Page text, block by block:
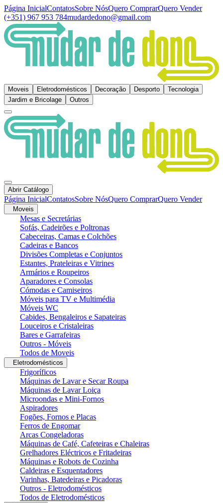
Página InicialContatosSobre NósQuero ComprarQuero Vender
(+351) 967 953 784mudardedono@gmail.com
Moveis Eletrodomésticos Decoração Desporto
Tecnologia
Jardim e Bricolage
Outros
Abrir Catálogo
Página InicialContatosSobre NósQuero ComprarQuero Vender
Moveis
Mesas e Secretárias
Sofás, Cadeirões e Poltronas
Cabeceiras, Camas e Colchões
Cadeiras e Bancos
Divisões Completas e Conjuntos
Estantes, Prateleiras e Vitrines
Armários e Roupeiros
Aparadores e Consolas
Cómodas e Camiseiros
Móveis para TV e Multimédia
Móveis WC
Cabides, Bengaleiros e Sapateiras
Louceiros e Cristaleiras
Bares e Garrafeiras
Outros - Móveis
Todos de Moveis
Eletrodomésticos
Frigoríficos
Máquinas de Lavar e Secar Roupa
Máquinas de Lavar Loiça
Microondas e Mini-Fornos
Aspiradores
Fogões, Fornos e Placas
Ferros de Engomar
Arcas Congeladoras
Máquinas de Café, Cafeteiras e Chaleiras
Grelhadores Eléctricos e Fritadeiras
Máquinas e Robots de Cozinha
Caldeiras e Esquentadores
Varinhas, Batedeiras e Picadoras
Outros - Eletrodomésticos
Todos de Eletrodomésticos